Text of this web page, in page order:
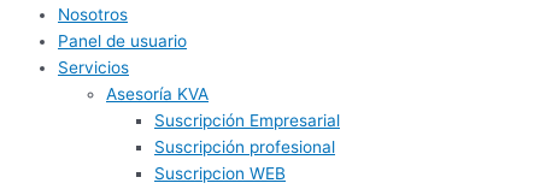
Nosotros
Panel de usuario
Servicios
Asesoría KVA
Suscripción Empresarial
Suscripción profesional
Suscripcion WEB